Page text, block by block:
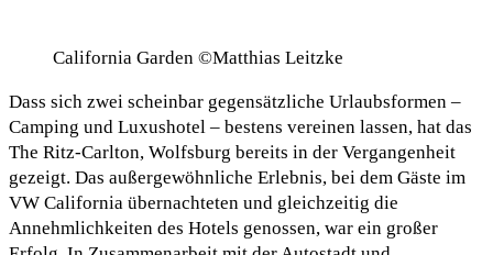
California Garden ©Matthias Leitzke
Dass sich zwei scheinbar gegensätzliche Urlaubsformen –
Camping und Luxushotel – bestens vereinen lassen, hat das
The Ritz-Carlton, Wolfsburg bereits in der Vergangenheit
gezeigt. Das außergewöhnliche Erlebnis, bei dem Gäste im
VW California übernachteten und gleichzeitig die
Annehmlichkeiten des Hotels genossen, war ein großer